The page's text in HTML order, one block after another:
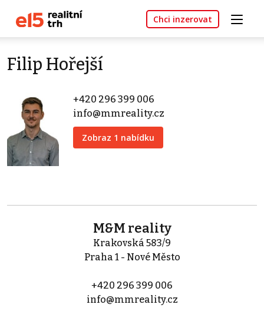
Chci inzerovat
Filip Hořejší
+420 296 399 006
info@mmreality.cz
Zobraz 1 nabídku
M&M reality
Krakovská 583/9
Praha 1 - Nové Město
+420 296 399 006
info@mmreality.cz